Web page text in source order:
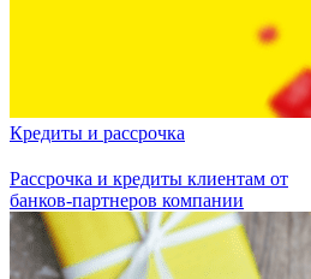
Кредиты и рассрочка
Рассрочка и кредиты клиентам от
банков-партнеров компании